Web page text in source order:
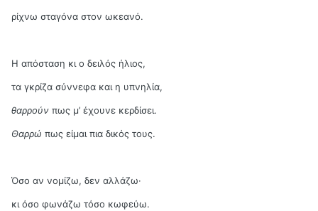
ρίχνω σταγόνα στον ωκεανό.
Η απόσταση κι ο δειλός ήλιος,
τα γκρίζα σύννεφα και η υπνηλία,
θαρρούν πως μ’ έχουνε κερδίσει.
Θαρρώ πως είμαι πια δικός τους.
Όσο αν νομίζω, δεν αλλάζω·
κι όσο φωνάζω τόσο κωφεύω.